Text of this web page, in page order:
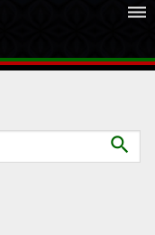
dehaze
search